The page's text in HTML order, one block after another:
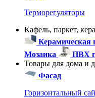
Терморегуляторы
Кафель, паркет,
Керамическая
Мозаика
ПВХ
Товары для дома и
Фасад
Горизонтальный